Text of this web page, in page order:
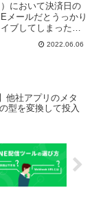
において決済日の
メールだとうっかり
ブしてしまった
決のためにLINE活
あります。本記事
期購入にはハックル
リ「定期購買」、
は「Shopify
す。
2022.06.06
他社アプリのメタ
型を変換して投入